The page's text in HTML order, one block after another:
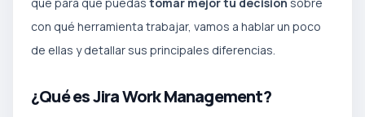
que para que puedas tomar mejor tu decisión sobre
con qué herramienta trabajar, vamos a hablar un poco
de ellas y detallar sus principales diferencias.
¿Qué es Jira Work Management?